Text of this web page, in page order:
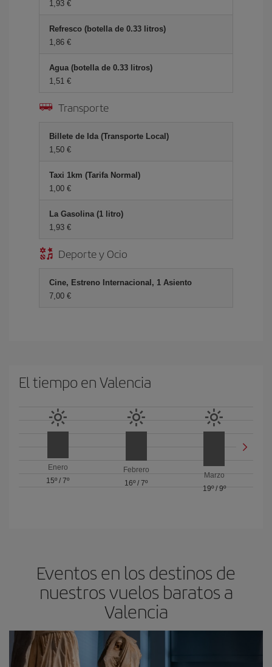
1,93 €
Refresco (botella de 0.33 litros)
1,86 €
Agua (botella de 0.33 litros)
1,51 €
Transporte
Billete de Ida (Transporte Local)
1,50 €
Taxi 1km (Tarifa Normal)
1,00 €
La Gasolina (1 litro)
1,93 €
Deporte y Ocio
Cine, Estreno Internacional, 1 Asiento
7,00 €
El tiempo en Valencia
Enero
15º /7º
Febrero
16º / 7º
Marzo
19º/ 9º
Eventos en los destinos de
nuestros vuelos baratos a
Valencia